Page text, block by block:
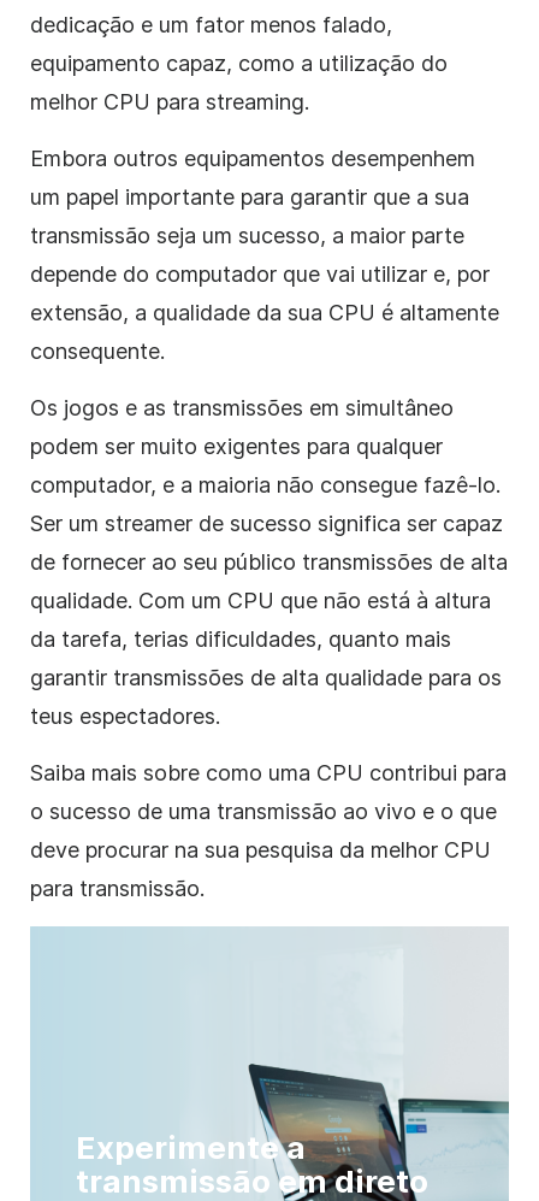
dedicação e um fator menos falado,
equipamento capaz, como a utilização do
melhor CPU para streaming.
Embora outros equipamentos desempenhem
um papel importante para garantir que a sua
transmissão seja um sucesso, a maior parte
depende do computador que vai utilizar e, por
extensão, a qualidade da sua CPU é altamente
consequente.
Os jogos e as transmissões em simultâneo
podem ser muito exigentes para qualquer
computador, e a maioria não consegue fazê-lo.
Ser um streamer de sucesso significa ser capaz
de fornecer ao seu público transmissões de alta
qualidade. Com um CPU que não está à altura
da tarefa, terias dificuldades, quanto mais
garantir transmissões de alta qualidade para os
teus espectadores.
Saiba mais sobre como uma CPU contribui para
o sucesso de uma transmissão ao vivo e o que
deve procurar na sua pesquisa da melhor CPU
para transmissão.
Experimente a
transmissão em direto